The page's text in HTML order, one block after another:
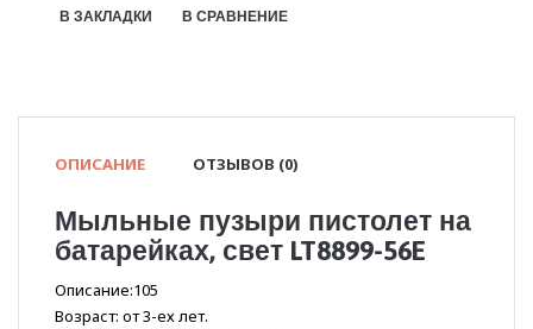
В ЗАКЛАДКИ В СРАВНЕНИЕ
ОПИСАНИЕ ОТЗЫВОВ (0)
Мыльные пузыри пистолет на
батарейках, свет LT8899-56E
Описание:105
Возраст: от 3-ех лет.